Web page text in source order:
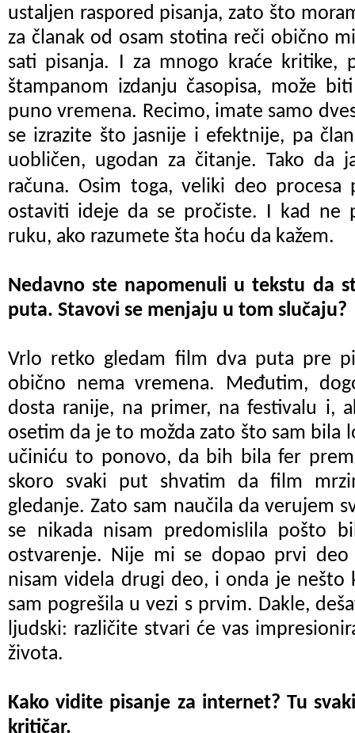
ustaljen raspored pisanja,zato što
za članak od osam stotina reči obično
sati pisanja. I za mnogo kraće kritike,
štampanom izdanju časopisa, može
puno vremena. Recimo, imate samo
se izrazite što jasnije i efektnije, pa
uobličen, ugodan za čitanje. Tako da
računa. Osim toga, veliki deo
ostaviti ideje da se pročiste. I kad ne
ruku, ako razumete šta hoću da kažem.
Nedavno ste napomenuli u tekstu da
puta. Stavovi se menjaju u tom slučaju?
Vrlo retko gledam film dva puta pre
obično nema vremena. Međutim,
dosta ranije, na primer, na festivalu i,
osetim da je to možda zato što sam bila
učiniću to ponovo, da bih bila fer
skoro svaki put shvatim da film
gledanje. Zato sam naučila da verujem
se nikada nisam predomislila pošto
ostvarenje. Nije mi se dopao prvi
nisam videla drugi deo, i onda je nešto
sam pogrešila u vezi s prvim. Dakle,
ljudski: različite stvari će vas
života.
Kako vidite pisanje za internet? Tu
kritičar.